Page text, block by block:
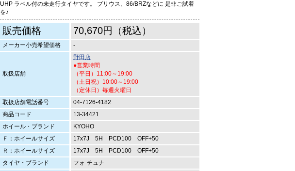
UHP ラベル付の未走行タイヤです。 プリウス、86/BRZなどに 是非ご試着
を♪
販売価格 70,670円（税込）
メーカー小売希望価格 -
取扱店舗
野田店
●営業時間
（平日）11:00～19:00
（土日祝）10:00～19:00
（定休日）毎週火曜日
取扱店舗電話番号
04-7126-4182
商品コード
13-34421
ホイール・ブランド
KYOHO
Ｆ：ホイールサイズ
17x7J 5H PCD100 OFF+50
Ｒ：ホイールサイズ
17x7J 5H PCD100 OFF+50
タイヤ・ブランド
フォ-チュナ